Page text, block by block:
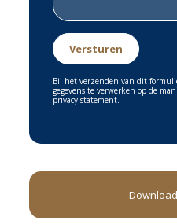
Bij het verzenden van dit
gegevens te verwerken op de
privacy statement.